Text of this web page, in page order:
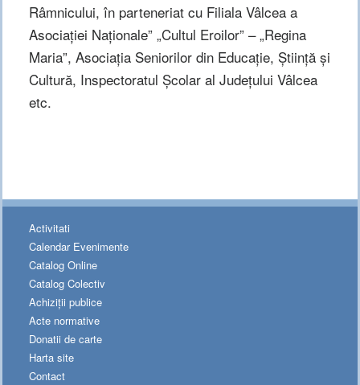
Râmnicului, în parteneriat cu Filiala Vâlcea a
Asociaţiei Naţionale” „Cultul Eroilor” – „Regina
Maria”, Asociaţia Seniorilor din Educaţie, Ştiinţă şi
Cultură, Inspectoratul Şcolar al Judeţului Vâlcea
etc.
Activitati
Calendar Evenimente
Catalog Online
Catalog Colectiv
Achiziții publice
Acte normative
Donatii de carte
Harta site
Contact